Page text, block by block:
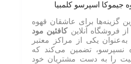
اسپرسو کلمبیا
گزینه‌ها برای عاشقان قهوه
فروشگاه آنلاینکافئین مود
یکی از مراکز معتبر
نسپرسو، تضمین می‌کند که
را به دست مشتریان خود